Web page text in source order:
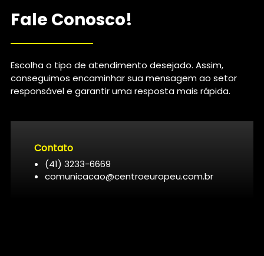
Fale Conosco!
Escolha o tipo de atendimento desejado. Assim,
conseguimos encaminhar sua mensagem ao setor
responsável e garantir uma resposta mais rápida.
Contato
(41) 3233-6669
comunicacao@centroeuropeu.com.br